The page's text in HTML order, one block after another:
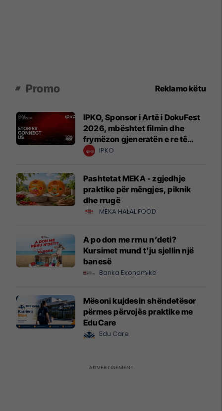
Promo Reklamo këtu
IPKO, Sponsor i Artë i DokuFest
2026, mbështet filmin dhe
frymëzon gjeneratën e re të
krijuesve
IPKO
Pashtetat MEKA - zgjedhje
praktike për mëngjes, piknik
dhe rrugë
MEKA HALAL FOOD
A po don me rrnu n’deti?
Kursimet mund t’ju sjellin një
banesë
Banka Ekonomike
Mësoni kujdesin shëndetësor
përmes përvojës praktike me
EduCare
Edu Care